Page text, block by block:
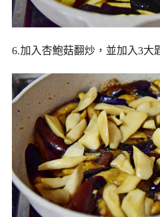
6.加入杏鮑菇翻炒，並加入3大